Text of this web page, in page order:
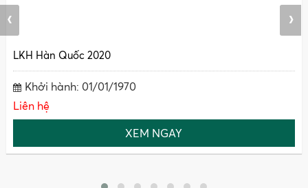
LKH Hàn Quốc 2020
Khởi hành: 01/01/1970
Liên hệ
XEM NGAY
‹ ›